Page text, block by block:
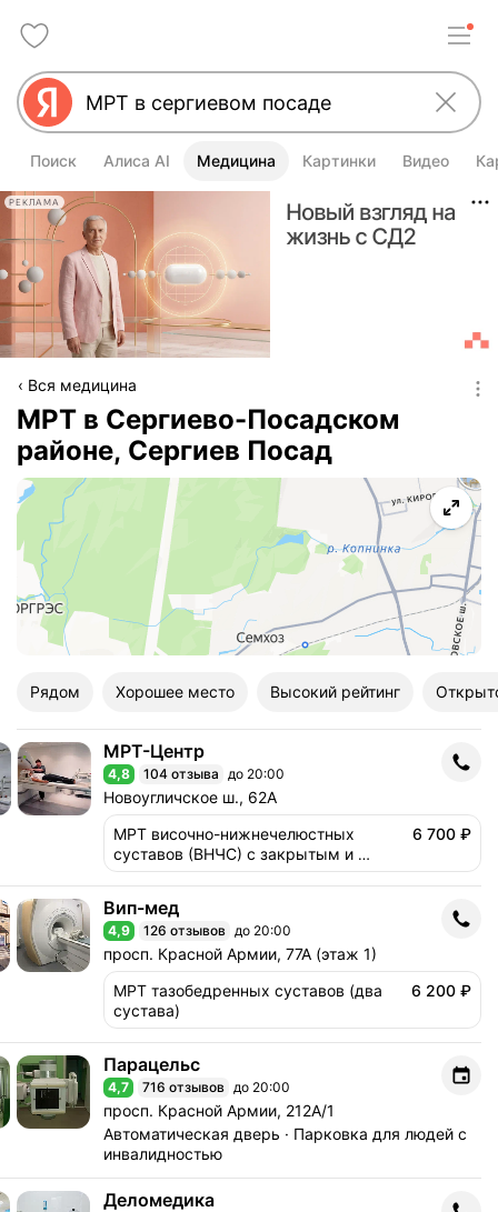
Поиск Алиса AI Медицина Картинки Видео
РЕКЛАМА
Вся медицина
МРТ в Сергиево-Посадском
районе, Сергиев Посад
Рядом Хорошее место Высокий рейтинг
МРТ-Центр МРТ-Центр
Рейтинг 4,8 из 5
4,8 104 отзыва до 20:00
Адрес: Новоугличское ш., 62А .
Новоугличское ш., 62А
МРТ височно-нижнечелюстных
суставов (ВНЧС) с закрытым и
открытым ртом
6 700 ₽
Вип-мед Вип-мед
Рейтинг 4,9 из 5
4,9 126 отзывов до 20:00
Адрес: просп. Красной Армии, 77А (этаж 1) .
просп. Красной Армии, 77А (этаж 1)
МРТ тазобедренных суставов (два
сустава)
6 200 ₽
Парацельс Парацельс
Рейтинг 4,7 из 5
4,7 716 отзывов до 20:00
Адрес: просп. Красной Армии, 212А/1 .
просп. Красной Армии, 212А/1
Автоматическая дверь
Парковка для людей с
инвалидностью
ДеломедикаДеломедика